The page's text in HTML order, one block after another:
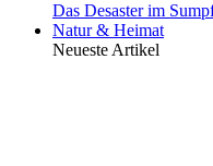
Das Desaster im
Natur & Heimat
Neueste Artikel